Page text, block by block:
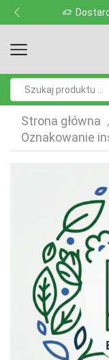
Strona główna
Oznakowanie